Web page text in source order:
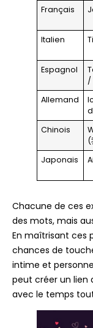
Français
Italien
Espagnol
/
Allemand
Chinois
(
Japonais
Chacune de ces
des mots, mais
En maîtrisant ces
chances de
intime et
peut créer un lien
avec le temps